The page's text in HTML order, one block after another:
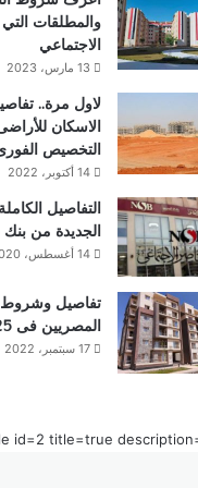
والمطلقات
الاجتماعي
13 مارس، 2023
لاول مرة..
الاسكان
التخصيص
14 أكتوبر، 2022
التفاصيل
الجديدة من بنك
14 أغسطس، 2020
تفاصيل
المصريين فى 25 محافظات
17 سبتمبر، 2022